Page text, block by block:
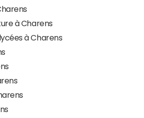
à Charens
à Charens